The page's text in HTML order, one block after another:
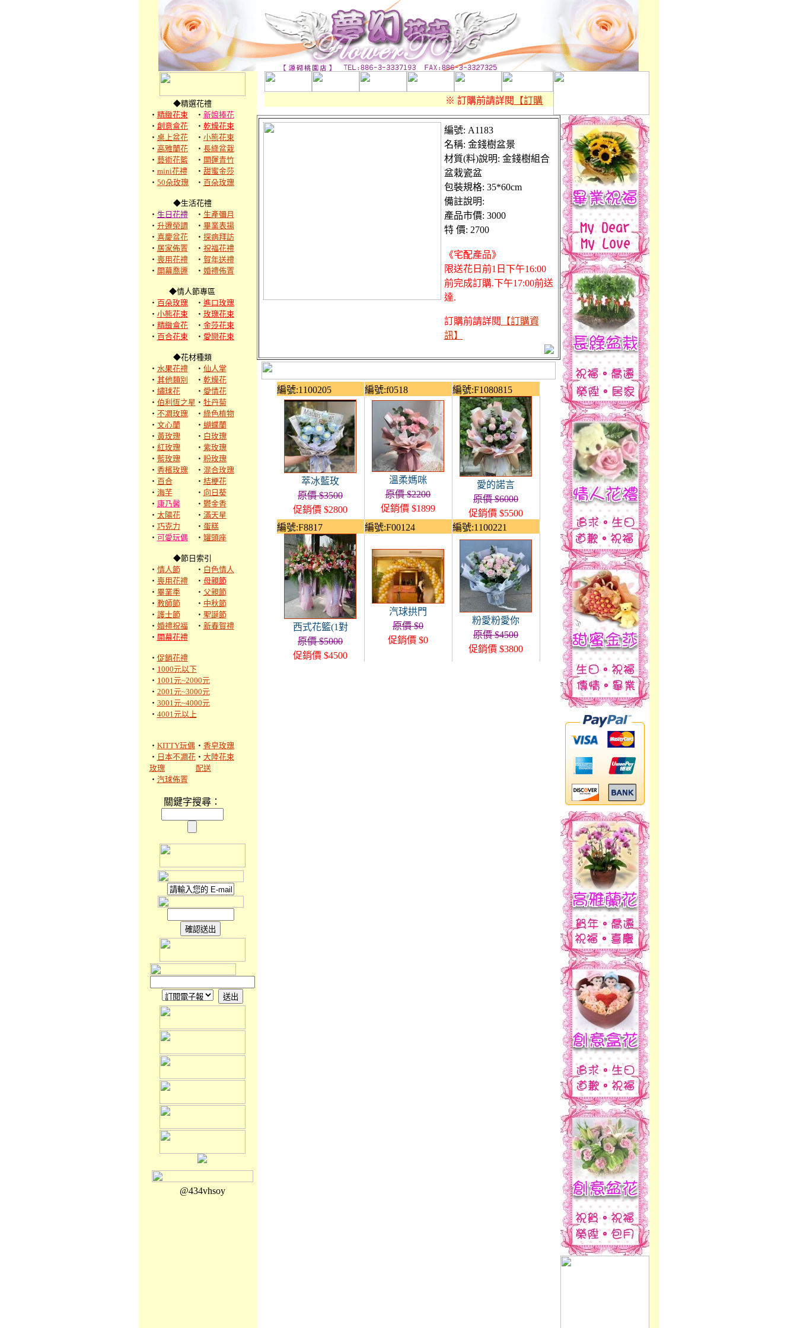
◆精選花禮
‧ 精緻花束 ‧ 新娘捧花
‧ 創意盒花 ‧ 乾燥花束
‧ 桌上盆花 ‧ 小熊花束
‧ 高雅蘭花 ‧ 長綠盆栽
‧ 藝術花籃 ‧ 開運青竹
‧ mini花禮 ‧ 甜蜜金莎
‧ 50朵玫瑰 ‧ 百朵玫瑰
◆生活花禮
‧ 生日花禮 ‧ 生產彌月
‧ 升遷榮調 ‧ 畢業表揚
‧ 喜慶盆花 ‧ 探病拜訪
‧ 居家佈置 ‧ 祝福花禮
‧ 喪用花禮 ‧ 賀年送禮
‧ 開幕喬遷 ‧ 婚禮佈置
◆情人節專區
‧ 百朵玫瑰 ‧ 進口玫瑰
‧ 小熊花束 ‧ 玫瑰花束
‧ 精緻盒花 ‧ 金莎花束
‧ 百合花束 ‧ 愛戀花束
◆花材種類
‧ 水果花禮 ‧ 仙人掌
‧ 其他類別 ‧ 乾燥花
‧ 繡球花 ‧ 愛情花
‧ 伯利恆之星 ‧ 牡丹菊
‧ 不凋玫瑰 ‧ 綠色植物
‧ 文心蘭 ‧ 蝴蝶蘭
‧ 黃玫瑰 ‧ 白玫瑰
‧ 紅玫瑰 ‧ 紫玫瑰
‧ 藍玫瑰 ‧ 粉玫瑰
‧ 香檳玫瑰 ‧ 混合玫瑰
‧ 百合 ‧ 桔梗花
‧ 海芋 ‧ 向日葵
‧ 康乃馨 ‧ 鬱金香
‧ 太陽花 ‧ 滿天星
‧ 巧克力 ‧ 蛋糕
‧ 可愛玩偶 ‧ 罐頭座
◆節日索引
‧ 情人節 ‧ 白色情人
‧ 喪用花禮 ‧ 母親節
‧ 畢業季 ‧ 父親節
‧ 教師節 ‧ 中秋節
‧ 護士節 ‧ 聖誕節
‧ 婚禮祝福 ‧ 新春賀禮
‧ 開幕花禮
‧ 促銷花禮
‧ 1000元以下
‧ 1001元~2000元
‧ 2001元~3000元
‧ 3001元~4000元
‧ 4001元以上
‧ KITTY玩偶 ‧ 香皂玫瑰
‧ 日本不凋花
玫瑰
‧ 大陸花束
配送
‧ 汽球佈置
關鍵字搜尋：
@434vhsoy
※ 訂購前請詳閱【訂購資訊】
編號: A1183
名稱: 金錢樹盆景
材質(料)說明: 金錢樹組合
盆栽瓷盆
包裝規格: 35*60cm
備註說明:
產品市價: 3000
特 價: 2700
《宅配產品》
限送花日前1日下午16:00
前完成訂購.下午17:00前送
達.
訂購前請詳閱 【訂購資
訊】
編號:1100205 編號:f0518 編號:F1080815
萃冰藍玫
原價 $3500
促銷價 $2800
溫柔媽咪
原價 $2200
促銷價 $1899
愛的諾言
原價 $6000
促銷價 $5500
編號:F8817
編號:F00124 編號:1100221
西式花籃(1對
原價 $5000
促銷價 $4500
汽球拱門
原價 $0
促銷價 $0
粉愛粉愛你
原價 $4500
促銷價 $3800